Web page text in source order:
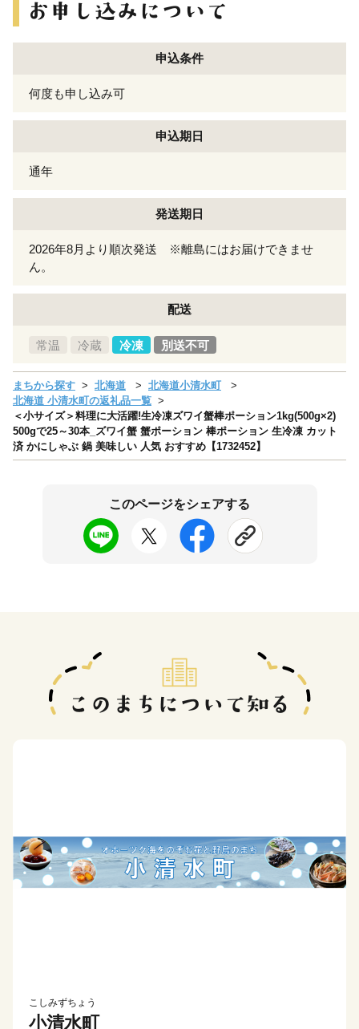
申込条件
何度も申し込み可
申込期日
通年
発送期日
2026年8月より順次発送 ※離島にはお届けできませ
ん。
配送
常温 冷蔵 冷凍 別送不可
まちから探す 北海道
北海道小清水町
北海道 小清水町の返礼品一覧
＜小サイズ＞料理に大活躍!生冷凍ズワイ蟹棒ポーション1kg(500g×2)
500gで25～30本_ズワイ蟹 蟹ポーション 棒ポーション 生冷凍 カット
済 かにしゃぶ 鍋 美味しい 人気 おすすめ【1732452】
このページをシェアする
こしみずちょう
小清水町